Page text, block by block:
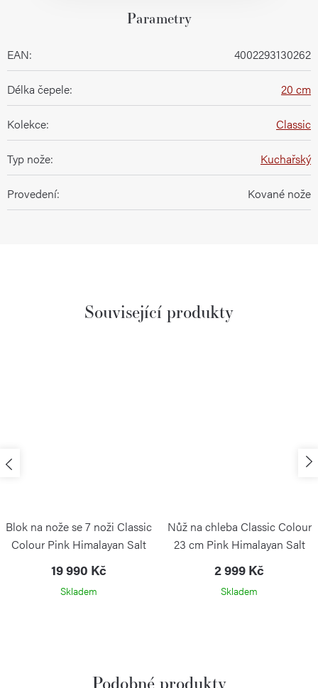
Parametry
EAN: 4002293130262
Délka čepele: 20 cm
Kolekce: Classic
Typ nože: Kuchařský
Provedení: Kované nože
Související produkty
Blok na nože se 7 noži Classic
Colour Pink Himalayan Salt
19 990 Kč
Skladem
Nůž na chleba Classic Colour
23 cm Pink Himalayan Salt
2 999 Kč
Skladem